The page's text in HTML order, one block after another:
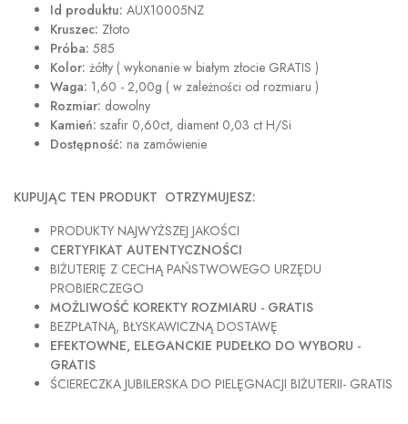
Id produktu: AUX10005NZ
Kruszec: Złoto
Próba: 585
Kolor: żółty ( wykonanie w białym złocie GRATIS )
Waga: 1,60 - 2,00g ( w zależności od rozmiaru )
Rozmiar: dowolny
Kamień: szafir 0,60ct, diament 0,03 ct H/Si
Dostępność: na zamówienie
KUPUJĄC TEN PRODUKT OTRZYMUJESZ:
PRODUKTY NAJWYŻSZEJ JAKOŚCI
CERTYFIKAT AUTENTYCZNOŚCI
BIŻUTERIĘ Z CECHĄ PAŃSTWOWEGO URZĘDU
PROBIERCZEGO
MOŻLIWOŚĆ KOREKTY ROZMIARU - GRATIS
BEZPŁATNĄ, BŁYSKAWICZNĄ DOSTAWĘ
EFEKTOWNE, ELEGANCKIE PUDEŁKO DO WYBORU -
GRATIS
ŚCIERECZKA JUBILERSKA DO PIELĘGNACJI BIŻUTERII- GRATIS